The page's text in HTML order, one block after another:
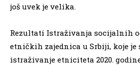
još uvek je velika.
Rezultati Istraživanja socijalnih
etničkih zajednica u Srbiji, koje je
istraživanje etniciteta 2020.